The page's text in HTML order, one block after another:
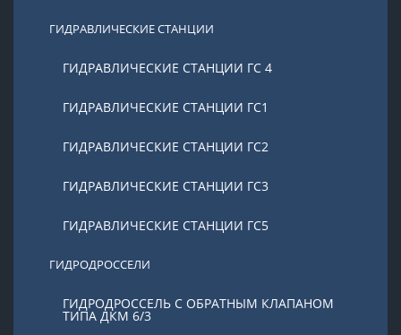
ГИДРАВЛИЧЕСКИЕ СТАНЦИИ
ГИДРАВЛИЧЕСКИЕ СТАНЦИИ ГС 4
ГИДРАВЛИЧЕСКИЕ СТАНЦИИ ГС1
ГИДРАВЛИЧЕСКИЕ СТАНЦИИ ГС2
ГИДРАВЛИЧЕСКИЕ СТАНЦИИ ГС3
ГИДРАВЛИЧЕСКИЕ СТАНЦИИ ГС5
ГИДРОДРОССЕЛИ
ГИДРОДРОССЕЛЬ С ОБРАТНЫМ КЛАПАНОМ
ТИПА ДКМ 6/3